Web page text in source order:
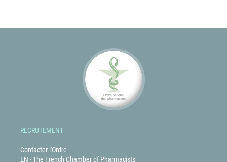
RECRUTEMENT
Contacter l'Ordre
EN - The French Chamber of Pharmacists